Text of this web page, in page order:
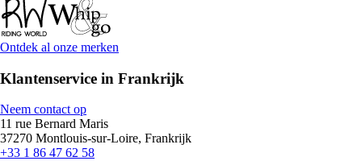
Ontdek al onze merken
Klantenservice in Frankrijk
Neem contact op
11 rue Bernard Maris
37270 Montlouis-sur-Loire, Frankrijk
+33 1 86 47 62 58